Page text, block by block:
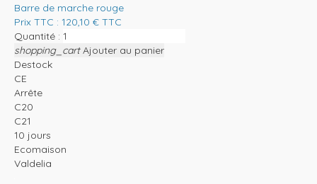
Barre de marche rouge
Prix TTC : 120,10 € TTC
Quantité :
shopping_cart Ajouter au panier
Destock
CE
Arrête
C20
C21
10 jours
Ecomaison
Valdelia